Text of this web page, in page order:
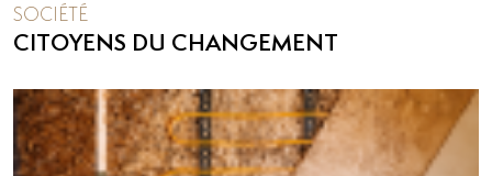
SOCIÉTÉ
CITOYENS DU CHANGEMENT